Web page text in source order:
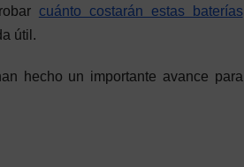
cuánto costarán estas baterías
útil.
hecho un importante avance para